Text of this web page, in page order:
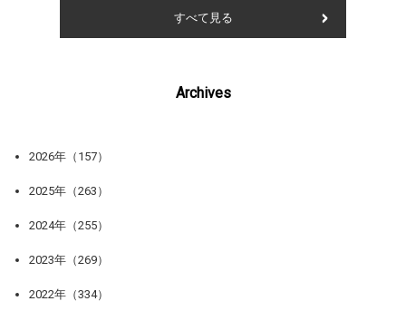
すべて見る
Archives
2026年（157）
2025年（263）
2024年（255）
2023年（269）
2022年（334）